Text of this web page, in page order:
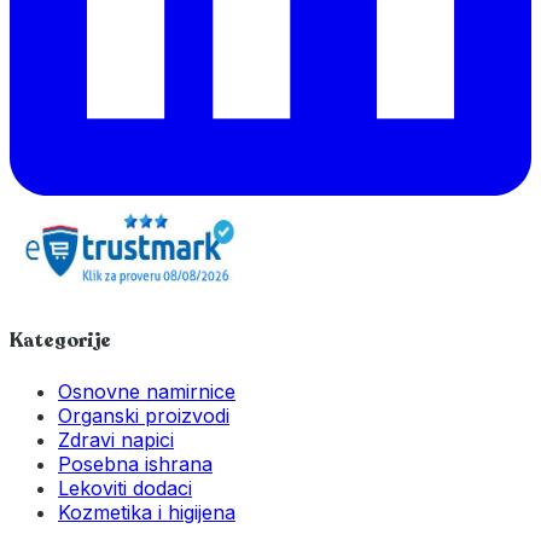
Kategorije
Osnovne namirnice
Organski proizvodi
Zdravi napici
Posebna ishrana
Lekoviti dodaci
Kozmetika i higijena